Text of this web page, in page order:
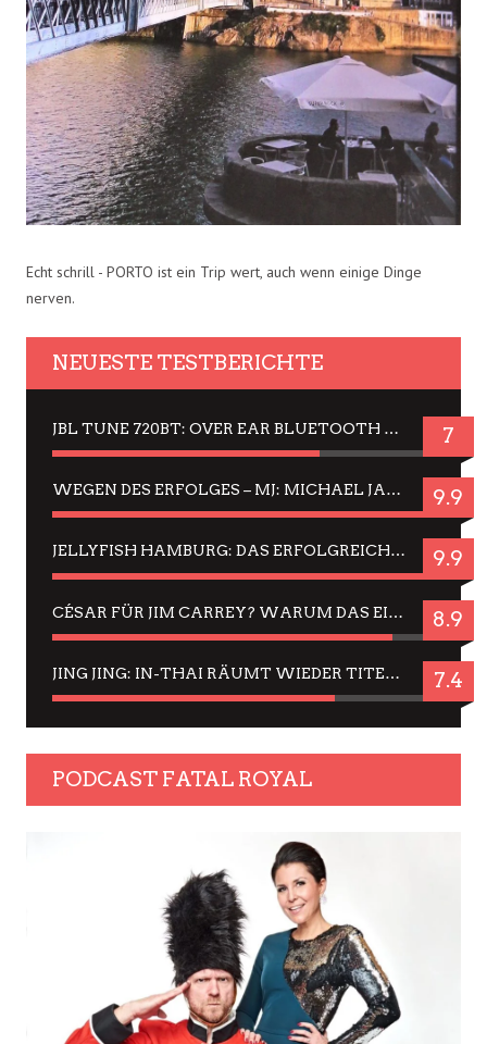
Echt schrill - PORTO ist ein Trip wert, auch wenn einige Dinge
nerven.
NEUESTE TESTBERICHTE
JBL TUNE 720BT: OVER EAR BLUETOOTH KOPFHÖRER UM DIE 50,-€ IM DAUER-TEST 7
WEGEN DES ERFOLGES – MJ: MICHAEL JACKSON MUSICAL IN EINER MATINEE SEHEN 9.9
JELLYFISH HAMBURG: DAS ERFOLGREICHE SOMMER-MENÜ 2025 IN GEFÜHLEN UND BILDERN 9.9
CÉSAR FÜR JIM CARREY? WARUM DAS EINER DER NERVIGSTEN ACTORS IST UND BLEIBT 8.9
JING JING: IN-THAI RÄUMT WIEDER TITEL AB – EIN ZWEI-STUNDEN-ERLEBNISBERICHT 7.4
PODCAST FATAL ROYAL